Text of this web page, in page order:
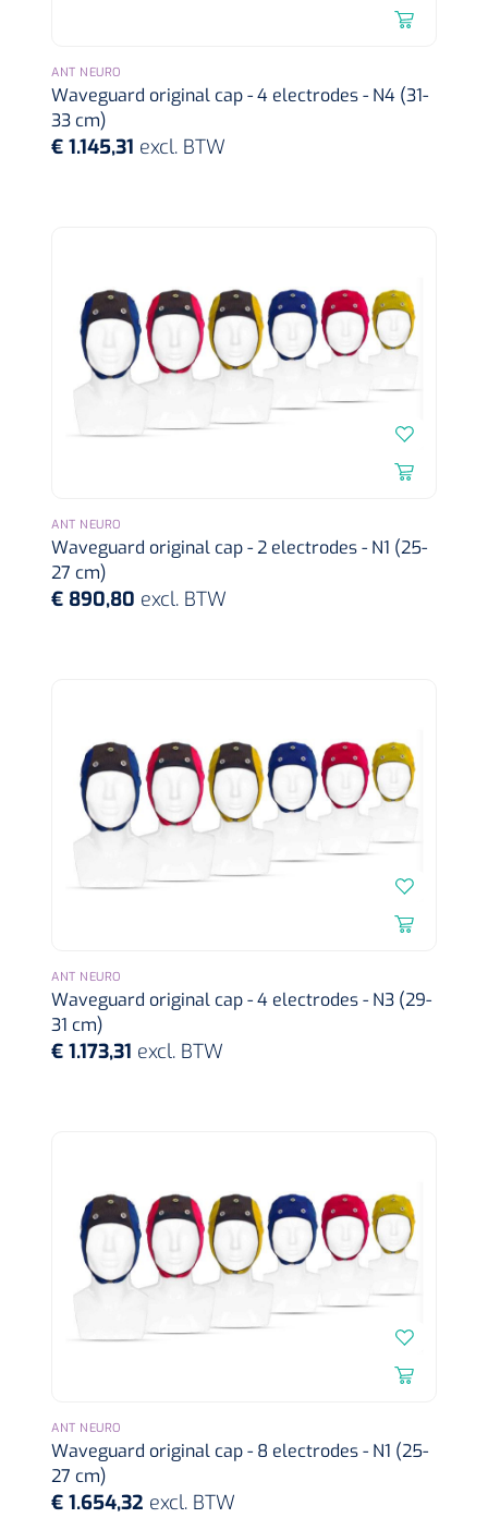
MaiMed-porefix transparent - 15 x 9 cm - 1 x 25 st
1624428
VOLTRA I - Travel Suitcase - Strap Mount Layout
Mölnlycke 1016397
Schoenovertrek - non woven - 35 g/m² - wit - 1 x 400 st
ANT NEURO
Waveguard original cap - 4 electrodes - N4 (31-
33 cm)
€ 1.145,31 excl. BTW
ANT NEURO
Waveguard original cap - 2 electrodes - N1 (25-
27 cm)
€ 890,80 excl. BTW
ANT NEURO
Waveguard original cap - 4 electrodes - N3 (29-
31 cm)
€ 1.173,31 excl. BTW
ANT NEURO
Waveguard original cap - 8 electrodes - N1 (25-
27 cm)
€ 1.654,32 excl. BTW